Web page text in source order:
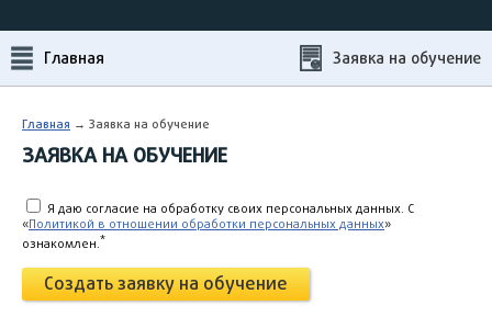
Главная Заявка на обучение
Главная → Заявка на обучение
ЗАЯВКА НА ОБУЧЕНИЕ
Я даю согласие на обработку своих персональных данных. C
«Политикой в отношении обработки персональных данных»
ознакомлен. *
Создать заявку на обучение